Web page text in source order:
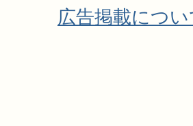
広告掲載につ